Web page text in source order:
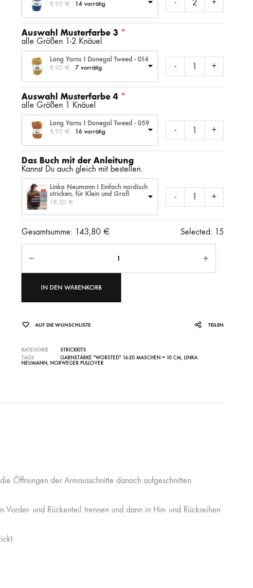
8,95 € 14 vorrätig - +
Auswahl Musterfarbe 3
alle Größen 1-2 Knäuel
Lang Yarns I Donegal Tweed - 014
8,95 € 7 vorrätig - +
Auswahl Musterfarbe 4
alle Größen 1 Knäuel
Lang Yarns I Donegal Tweed - 059
8,95 € 16 vorrätig - +
Das Buch mit der Anleitung
Kannst Du auch gleich mit bestellen.
Linka Neumann I Einfach nordisch
stricken, für Klein und Groß
18,50 €
- +
Gesamtsumme: 143,80 € Selected: 15
IN DEN WARENKORB
AUF DIE WUNSCHLISTE TEILEN
KATEGORIE
STRICKKITS
TAGS
GARNSTÄRKE "WORSTED" 16-20 MASCHEN = 10 CM, LINKA
NEUMANN, NORWEGER PULLOVER
Öffnungen der Armausschnitte danach aufgeschnitten
und Rückenteil trennen und dann in Hin- und Rückreihen